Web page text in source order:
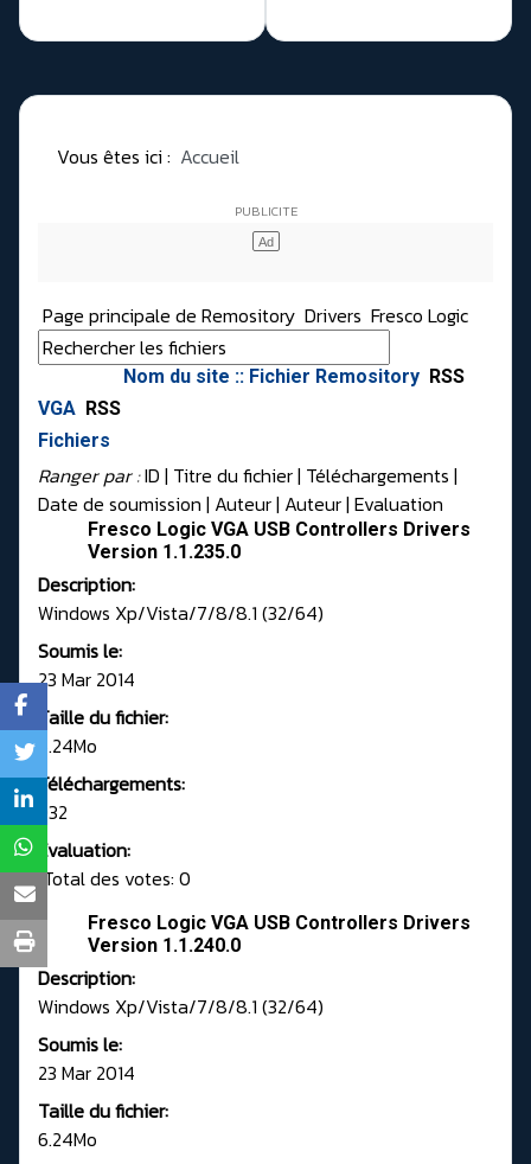
Vous êtes ici : Accueil
Page principale de Remository Drivers Fresco Logic
Nom du site :: Fichier Remository RSS
VGA RSS
Fichiers
Ranger par :ID | Titre du fichier | Téléchargements |
Date de soumission | Auteur| Auteur| Evaluation
Fresco Logic VGA USB Controllers Drivers
Version 1.1.235.0
Description:
Windows Xp/Vista/7/8/8.1 (32/64)
Soumis le:
23 Mar 2014
Taille du fichier:
6.24Mo
Téléchargements:
932
Evaluation:
Total des votes: 0
Fresco Logic VGA USB Controllers Drivers
Version 1.1.240.0
Description:
Windows Xp/Vista/7/8/8.1 (32/64)
Soumis le:
23 Mar 2014
Taille du fichier:
6.24Mo